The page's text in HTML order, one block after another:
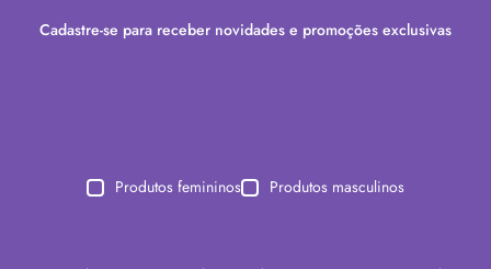
Cadastre-se para receber novidades e promoções exclusivas
Produtos femininos Produtos masculinos